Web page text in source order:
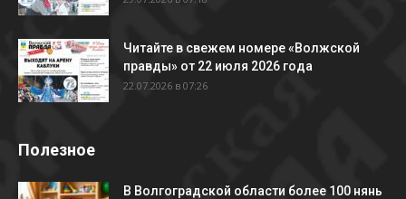
Читайте в свежем номере «Волжской
правды» от 22 июля 2026 года
22.07.2026 в 07:26
Полезное
В Волгоградской области более 100 нянь